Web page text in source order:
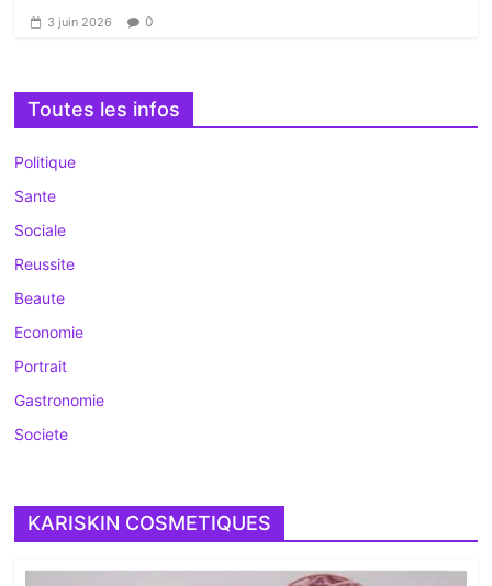
3 juin 2026 0
Toutes les infos
Politique
Sante
Sociale
Reussite
Beaute
Economie
Portrait
Gastronomie
Societe
KARISKIN COSMETIQUES